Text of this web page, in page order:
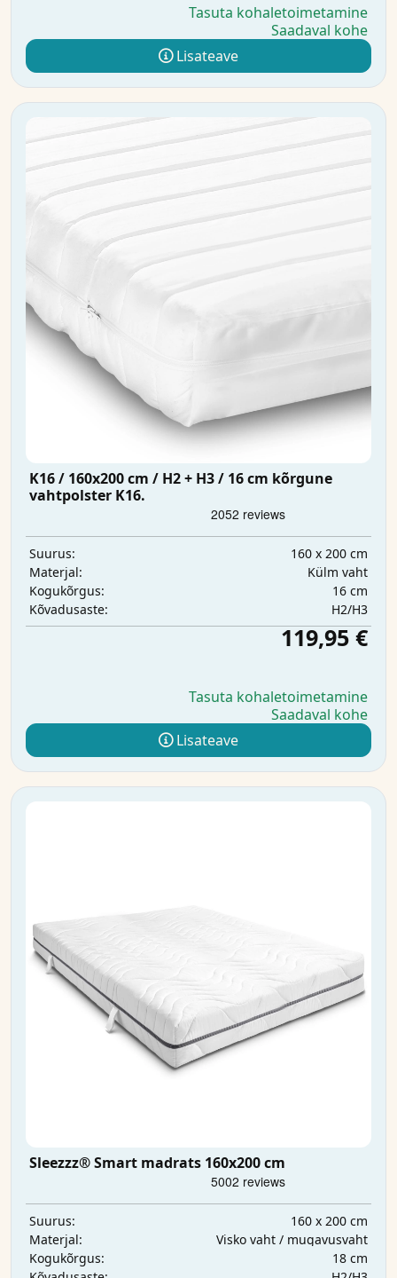
Tasuta kohaletoimetamine
Saadaval kohe
Lisateave
K16 / 160x200 cm / H2 + H3 / 16 cm kõrgune
vahtpolster K16.
Suurus:
160 x 200 cm
Materjal:
Külm vaht
Kogukõrgus:
16 cm
Kõvadusaste:
H2/H3
119,95 €
Tasuta kohaletoimetamine
Saadaval kohe
Lisateave
Sleezzz® Smart madrats 160x200 cm
Suurus:
160 x 200 cm
Materjal:
Visko vaht / mugavusvaht
Kogukõrgus:
18 cm